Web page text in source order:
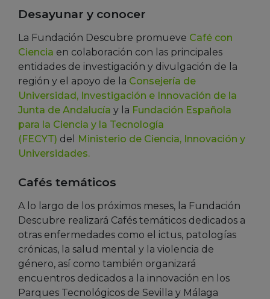
Desayunar y conocer
La Fundación Descubre promueve Café con
Ciencia en colaboración con las principales
entidades de investigación y divulgación de la
región y el apoyo de la Consejería de
Universidad, Investigación e Innovación de la
Junta de Andalucía y la Fundación Española
para la Ciencia y la Tecnología
(FECYT) del
Ministerio de Ciencia, Innovación y
Universidades.
Cafés temáticos
A lo largo de los próximos meses, la Fundación
Descubre realizará Cafés temáticos dedicados a
otras enfermedades como el ictus, patologías
crónicas, la salud mental y la violencia de
género, así como también organizará
encuentros dedicados a la innovación en los
Parques Tecnológicos de Sevilla y Málaga